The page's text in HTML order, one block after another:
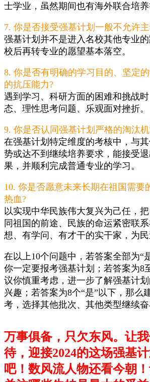
士学业，虽然期间也有海外联合培
7. 你是否接受强基计划一般不允许
强基计划并不是进入名校其他专业
校后再转专业的愿望基本落空。
8. 你是否有明确的学习目的、坚定
的抗压能力?
遇到学习、科研方面的困难和挑战
态、理性思考问题、乐观面对挫折。
9. 你是否认同强基计划严格的淘汰
在强基计划特定维度的考核中，与
势或达不到继续培养要求，能接受
果，并顺利完成普通专业的学习。
10. 你是否愿意未来长期在祖国需要
热血?
以实现中华民族伟大复兴为己任，
同祖国的前途、民族的命运紧密联
想、有学问、有才干的实干家，为
在以上10个问题中，若答案全部为“
你一定要报考强基计划；若答案为8
议你慎重考虑，进一步了解强基计
兴趣；若答案为8个“是”以下，那么
考，选择其他批次、其他类型继续奋
万事俱备，只欠东风。让
待，迎接2024的这场强基
吧！数风流人物还看今朝